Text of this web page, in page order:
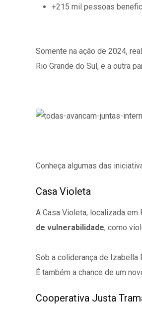
+215 mil pessoas
Somente na ação de 2024,
Rio Grande do Sul, e a outra
Conheça algumas das
Casa Violeta
A Casa Violeta, localizada
de vulnerabilidade, como
Sob a coliderança de
É também a chance de um
Cooperativa Justa